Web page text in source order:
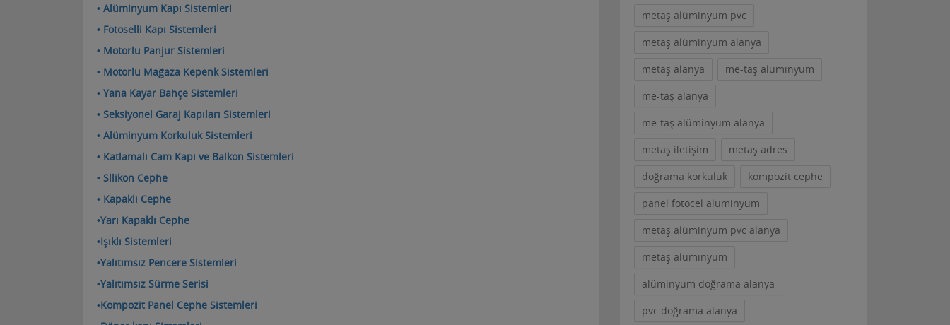
• Alüminyum Kapı Sistemleri
• Fotoselli Kapı Sistemleri
• Motorlu Panjur Sistemleri
• Motorlu Mağaza Kepenk Sistemleri
• Yana Kayar Bahçe Sistemleri
• Seksiyonel Garaj Kapıları Sistemleri
• Alüminyum Korkuluk Sistemleri
• Katlamalı Cam Kapı ve Balkon Sistemleri
• Sllikon Cephe
• Kapaklı Cephe
•Yarı Kapaklı Cephe
•Işıklı Sistemleri
•Yalıtımsız Pencere Sistemleri
•Yalıtımsız Sürme Serisi
•Kompozit Panel Cephe Sistemleri
metaş alüminyum pvc
metaş alüminyum alanya
metaş alanya
me-taş alüminyum
me-taş alanya
me-taş alüminyum alanya
metaş iletişim
metaş adres
doğrama korkuluk
kompozit cephe
panel fotocel aluminyum
metaş alüminyum pvc alanya
metaş alüminyum
alüminyum doğrama alanya
pvc doğrama alanya